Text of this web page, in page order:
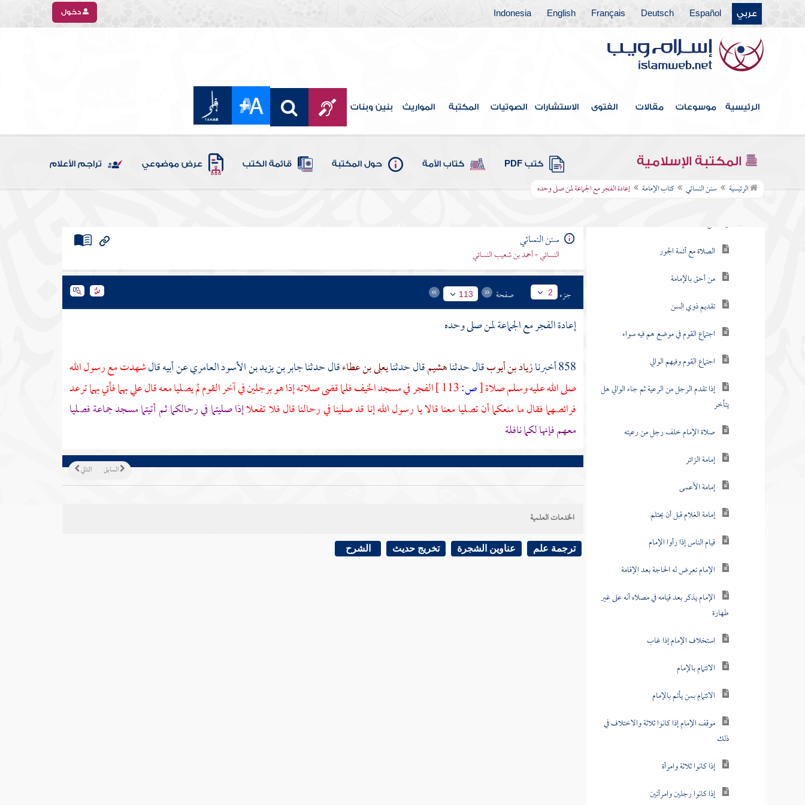
عربي Español
Deutsch
Français
English
Indonesia دخول
الرئيسية موسوعات مقالات الفتوى الاستشارات الصوتيات المكتبة المواريث بنين وبنات
المكتبة الإسلامية كتب PDF كتاب الأمة حول المكتبة قائمة الكتب عرض موضوعي تراجم الأعلام
الرئيسية سنن النسائي كتاب الإمامة إعادة الفجر مع الجماعة لمن صلى وحده
كتاب الغسل والتيمم
كتاب الصلاة
كتاب المواقيت
كتاب الأذان
كتاب المساجد
كتاب القبلة
كتاب الإمامة
والفضل
الصلاة مع أئمة الجور
من أحق بالإمامة
تقديم ذوي السن
اجتماع القوم في موضع هم فيه سواء
اجتماع القوم وفيهم الوالي
إذا تقدم الرجل من الرعية ثم جاء الوالي هل
يتأخر
صلاة الإمام خلف رجل من رعيته
إمامة الزائر
إمامة الأعمى
إمامة الغلام قبل أن يحتلم
قيام الناس إذا رأوا الإمام
الإمام تعرض له الحاجة بعد الإقامة
الإمام يذكر بعد قيامه في مصلاه أنه على غير
طهارة
استخلاف الإمام إذا غاب
الائتمام بالإمام
الائتمام بمن يأتم بالإمام
موقف الإمام إذا كانوا ثلاثة والاختلاف في
ذلك
إذا كانوا ثلاثة وامرأة
إذا كانوا رجلين وامرأتين
سنن النسائي
النسائي - أحمد بن شعيب النسائي
جزء 2 صفحة 113
إعادة الفجر مع الجماعة لمن صلى وحده
858 أخبرنا
زياد بن أيوبقال حدثناهشيمقال حدثنايعلى بن عطاءقال حدثناجابر بن يزيد بن الأسود العامريعنأبيهقالشهدت مع رسول الله
صلى الله عليه وسلم صلاة[ص: الفجر فيمسجد الخيففلما قضى صلاته إذا هو برجلين في آخر القوم لم يصليا معه قال علي بهما فأتي بهما ترعد
فرائصهما فقال ما منعكما أن تصليا معنا قالا يا رسول الله إنا قد صلينا في رحالنا قال فلا تفعلاإذا صليتما في رحالكما ثم أتيتما مسجد جماعة فصليا
معهم فإنها لكما نافلة
التالي السابق
الخدمات العلمية
ترجمة علم عناوين الشجرة تخريج حديث الشرح